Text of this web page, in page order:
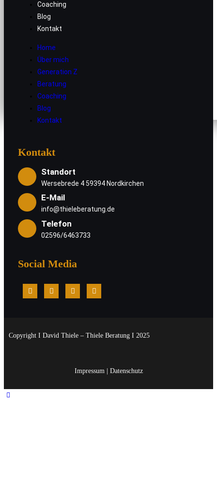
Home
Über mich
Generation Z
Coaching
Kontakt
Coaching
Blog
Kontakt
Home
Über mich
Generation Z
Beratung
Coaching
Blog
Kontakt
Kontakt
Standort
Wersebrede 4 59394 Nordkirchen
E-Mail
info@thieleberatung.de
Telefon
02596/6463733
Social Media
Copyright I David Thiele – Thiele Beratung I 2025
Impressum | Datenschutz